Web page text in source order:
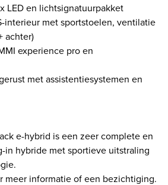
en lichtsignatuurpakket
met sportstoelen, ventilatie
achter)
experience pro en
met assistentiesystemen en
e-hybrid is een zeer complete en
in hybride met sportieve uitstraling
meer informatie of een bezichtiging.